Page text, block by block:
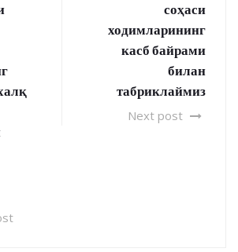
соҳаси
ходимларининг
касб байрами
билан
табриклаймиз
Next post